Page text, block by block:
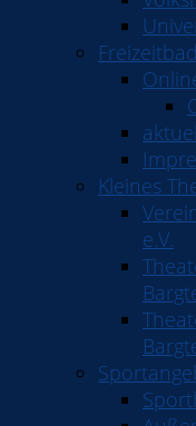
Freizeitbad
Kleines
e.V.